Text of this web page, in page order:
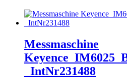
Messmaschine
_IntNr231488